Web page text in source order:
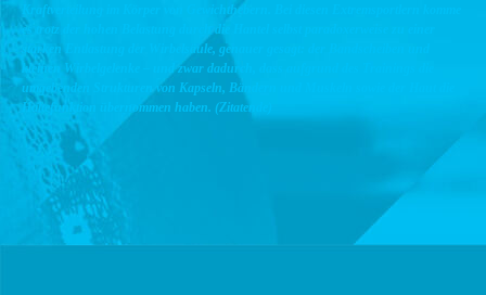
Kraftverteilung im Körper von Gewichthebern. Bei diesen Extremsportlern komme
es trotz der hohen Belastung durch die Hantel selbst paradoxerweise zu einer
starken Entlastung der Wirbelsäule, genauer gesagt: der Bandscheiben und
kleinen Wirbelgelenke – und zwar dadurch, dass aufgrund des Trainings die
umgebenden Strukturen von Kapseln, Bändern und Muskeln sowie der Haut die
Haltefunktion übernommen haben. (Zitatende)